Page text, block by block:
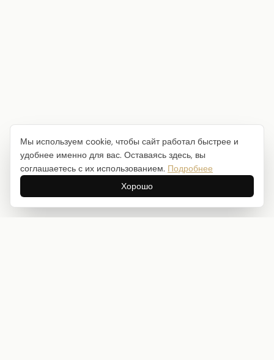
Мы используем cookie, чтобы сайт работал быстрее и
удобнее именно для вас. Оставаясь здесь, вы
соглашаетесь с их использованием. Подробнее
Хорошо